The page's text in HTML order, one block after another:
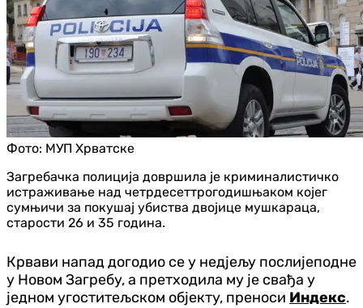
Фото: МУП Хрватске
Загребачка полиција довршила је криминалистичко
истраживање над четрдесеттрогодишњаком којег
сумњичи за покушај убиства двојице мушкараца,
старости 26 и 35 година.
Крвави напад догодио се у недјељу послијеподне
у Новом Загребу, а претходила му је свађа у
једном угоститељском објекту, преноси Индекс.